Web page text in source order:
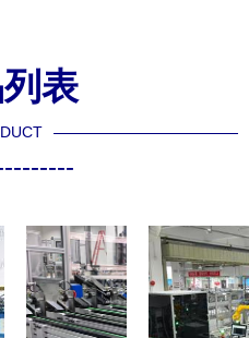
表